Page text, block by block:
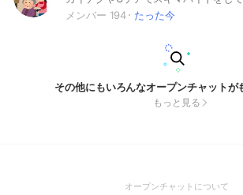
メンバー 194
たった今
その他にもいろんなオープンチャットが
もっと見る
オープンチャットについて